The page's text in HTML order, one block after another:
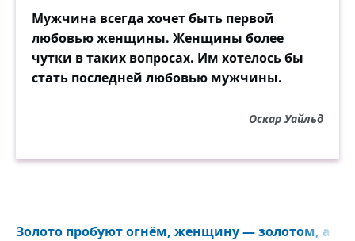
Мужчина всегда хочет быть первой
любовью женщины. Женщины более
чутки в таких вопросах. Им хотелось бы
стать последней любовью мужчины.
Оскар Уайльд
Золото пробуют огнём, женщину — золотом, а